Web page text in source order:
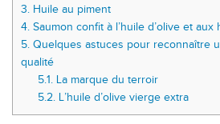
3. Huile au piment
4. Saumon confit à l’huile d’olive et aux
5. Quelques astuces pour reconnaître
qualité
5.1. La marque du terroir
5.2. L’huile d’olive vierge extra